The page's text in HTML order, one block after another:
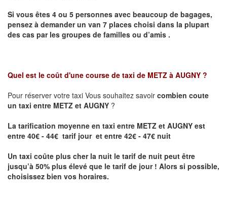
Si vous êtes 4 ou 5 personnes avec beaucoup de bagages,
pensez à demander un van 7 places choisi dans la plupart
des cas par les groupes de familles ou d’amis .
Quel est le coût d'une course de taxi de METZ à AUGNY ?
Pour réserver votre taxi Vous souhaitez savoir combien coute
un taxi entre METZ et AUGNY ?
La tarification moyenne en taxi entre METZ et AUGNY est
entre 40€ - 44€ tarif jour et entre 42€ - 47€ nuit
Un taxi coûte plus cher la nuit le tarif de nuit peut être
jusqu’à 50% plus élevé que le tarif de jour ! Alors si possible,
choisissez bien vos horaires.